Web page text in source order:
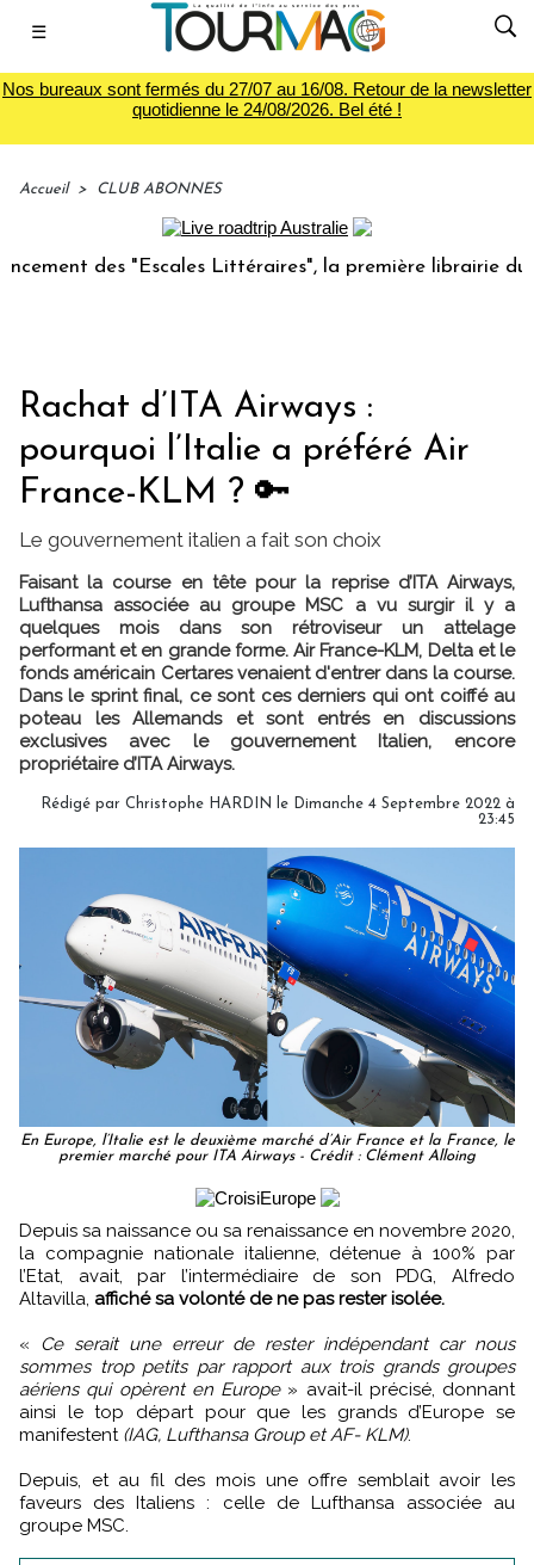
☰
Nos bureaux sont fermés du 27/07 au 16/08. Retour de la newsletter
quotidienne le 24/08/2026. Bel été !
Accueil > CLUB ABONNES
des "Escales Littéraires", la première librairie du voyage
Rachat d’ITA Airways :
pourquoi l’Italie a préféré Air
France-KLM ? 🔑
Le gouvernement italien a fait son choix
Faisant la course en tête pour la reprise d’ITA Airways,
Lufthansa associée au groupe MSC a vu surgir il y a
quelques mois dans son rétroviseur un attelage
performant et en grande forme. Air France-KLM, Delta et le
fonds américain Certares venaient d'entrer dans la course.
Dans le sprint final, ce sont ces derniers qui ont coiffé au
poteau les Allemands et sont entrés en discussions
exclusives avec le gouvernement Italien, encore
propriétaire d’ITA Airways.
Rédigé par Christophe HARDIN
le Dimanche 4 Septembre 2022 à
23:45
En Europe, l’Italie est le deuxième marché d’Air France et la France, le
premier marché pour ITA Airways - Crédit : Clément Alloing
Depuis sa naissance ou sa renaissance en novembre 2020,
la compagnie nationale italienne, détenue à 100% par
l’Etat, avait, par l’intermédiaire de son PDG, Alfredo
Altavilla, affiché sa volonté de ne pas rester isolée.
« Ce serait une erreur de rester indépendant car nous
sommes trop petits par rapport aux trois grands groupes
aériens qui opèrent en Europe» avait-il précisé, donnant
ainsi le top départ pour que les grands d’Europe se
manifestent (IAG, Lufthansa Group et AF- KLM).
Depuis, et au fil des mois une offre semblait avoir les
faveurs des Italiens : celle de Lufthansa associée au
groupe MSC.